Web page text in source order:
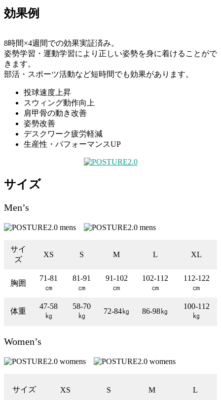
効果例
8時間×4週間での効果実証済み。
姿勢学習・運動学習により正しい姿勢を身に着けることがで
きます。
部活・スポーツ活動など短時間でも効果があります。
投球速度上昇
スウィング動作向上
肩甲骨の動き改善
姿勢改善
デスクワーク疲労軽減
生産性・パフォーマンスUP
サイズ
Men’s
サイ
ズ
XS S M L XL
胸囲
71-81
㎝
81-91
㎝
91-102
㎝
102-112
㎝
112-122
㎝
体重
47-58
㎏
58-70
㎏
72-84㎏ 86-98㎏
100-112
㎏
Women’s
サイズ XS S M L